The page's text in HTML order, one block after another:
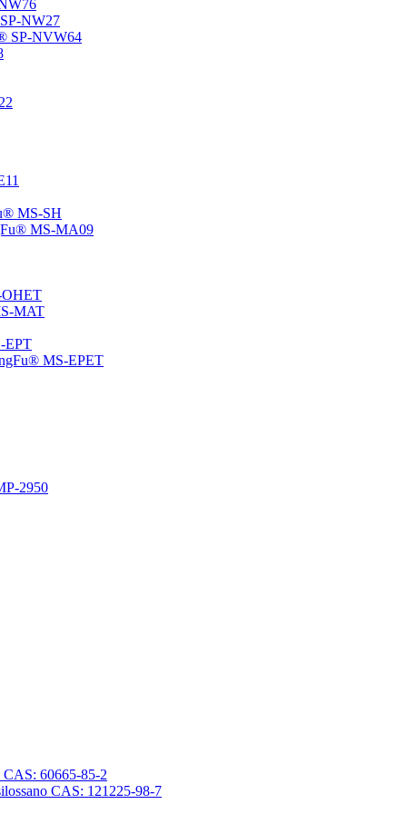
NW27
SP-NVW64
MS-SH
MS-MA09
OHET
MAT
EPT
MS-EPET
2950
CAS: 60665-85-2
CAS: 121225-98-7